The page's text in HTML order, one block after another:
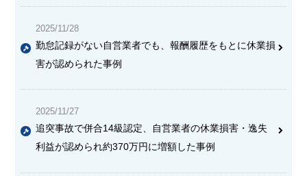
2025/11/28
勤怠記録がない自営業者でも、報酬履歴をもとに休業損
害が認められた事例
2025/11/27
追突事故で併合14級認定、自営業者の休業損害・逸失
利益が認められ約370万円に増額した事例